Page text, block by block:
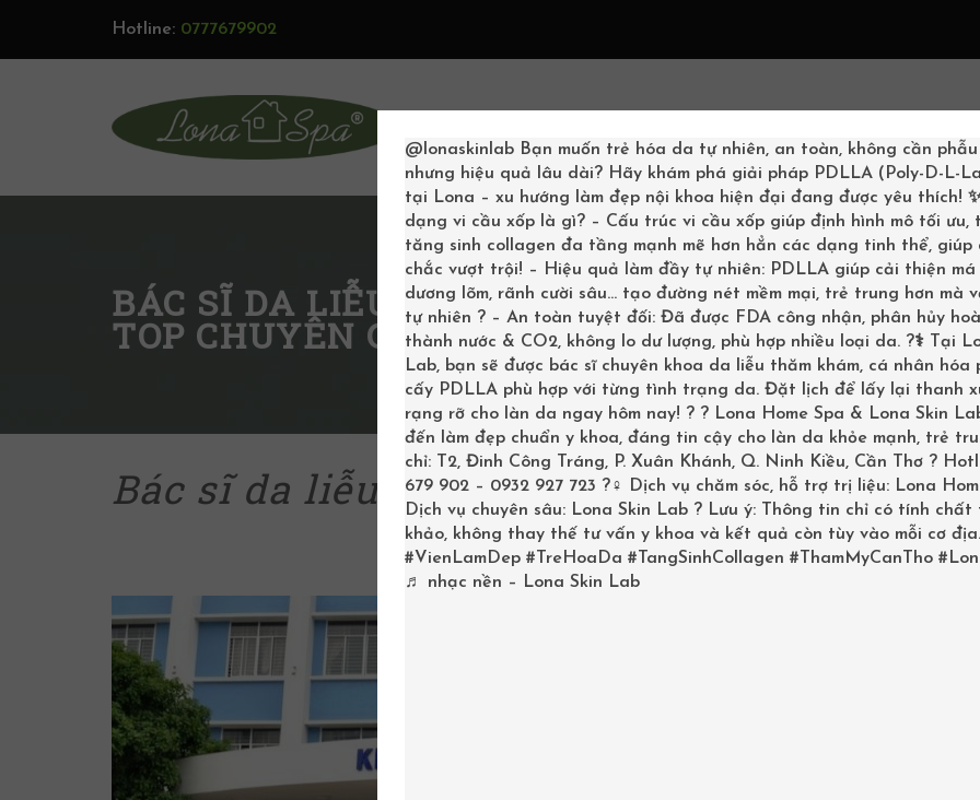
Hotline: 0777679902
BÁC SĨ DA LIỄU Ở TIỀN GIANG:
TOP CHUYÊN GIA UY TÍN
Trang chủ /Da liễu -
Bác sĩ da liễu ở Tiền Giang: Top chuyên
Posted:Tháng 6 9, 2025
@lonaskinlabBạn muốn trẻ hóa da tự nhiên, an toàn, không cần
nhưng hiệu quả lâu dài? Hãy khám phá giải pháp PDLLA (Poly-D-L-
tại Lona – xu hướng làm đẹp nội khoa hiện đại đang được yêu thích!
dạng vi cầu xốp là gì? – Cấu trúc vi cầu xốp giúp định hình mô tối ưu,
tăng sinh collagen đa tầng mạnh mẽ hơn hẳn các dạng tinh thể, giúp
chắc vượt trội! – Hiệu quả làm đầy tự nhiên: PDLLA giúp cải thiện má
dương lõm, rãnh cười sâu… tạo đường nét mềm mại, trẻ trung hơn mà
tự nhiên ? – An toàn tuyệt đối: Đã được FDA công nhận, phân hủy
thành nước & CO2, không lo dư lượng, phù hợp nhiều loại da. ?‍⚕️ Tại
Lab, bạn sẽ được bác sĩ chuyên khoa da liễu thăm khám, cá nhân hóa
cấy PDLLA phù hợp với từng tình trạng da. Đặt lịch để lấy lại thanh
rạng rỡ cho làn da ngay hôm nay! ? ? Lona Home Spa & Lona Skin
đến làm đẹp chuẩn y khoa, đáng tin cậy cho làn da khỏe mạnh, trẻ
chỉ: T2, Đinh Công Tráng, P. Xuân Khánh, Q. Ninh Kiều, Cần Thơ ?
679 902 – 0932 927 723 ?‍♀️ Dịch vụ chăm sóc, hỗ trợ trị liệu: Lona
Dịch vụ chuyên sâu: Lona Skin Lab ? Lưu ý: Thông tin chỉ có tính chất
khảo, không thay thế tư vấn y khoa và kết quả còn tùy vào mỗi cơ
#VienLamDep #TreHoaDa #TangSinhCollagen #ThamMyCanTho
♬ nhạc nền – Lona Skin Lab